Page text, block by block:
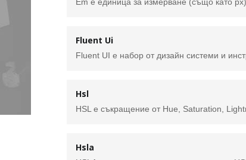
Fluent Ui
Hsl
Hsla